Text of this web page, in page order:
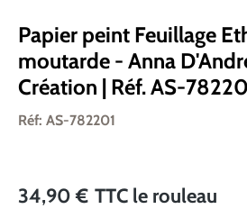
Papier peint Feuillage
moutarde - Anna
Création | Réf. AS-
Réf: AS-782201
34,90 € TTC le rouleau